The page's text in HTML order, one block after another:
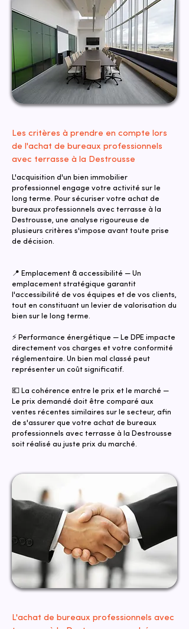
Les critères à prendre en compte lors
de l'achat de bureaux professionnels
avec terrasse à la Destrousse
L'acquisition d'un bien immobilier
professionnel engage votre activité sur le
long terme. Pour sécuriser votre achat de
bureaux professionnels avec terrasse à la
Destrousse, une analyse rigoureuse de
plusieurs critères s'impose avant toute prise
de décision.
📍 Emplacement & accessibilité — Un
emplacement stratégique garantit
l'accessibilité de vos équipes et de vos clients,
tout en constituant un levier de valorisation du
bien sur le long terme.
⚡ Performance énergétique — Le DPE impacte
directement vos charges et votre conformité
réglementaire. Un bien mal classé peut
représenter un coût significatif.
💶 La cohérence entre le prix et le marché —
Le prix demandé doit être comparé aux
ventes récentes similaires sur le secteur, afin
de s'assurer que votre achat de bureaux
professionnels avec terrasse à la Destrousse
soit réalisé au juste prix du marché.
L'achat de bureaux professionnels avec